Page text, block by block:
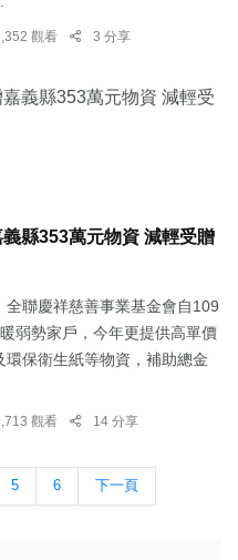
觀看 3 分享
縣353萬元物資 減輕受贈
全聯慶祥慈善事業基金會自109
弱勢家戶，今年更提供高單價
保衛生紙等物資，補助總金
觀看 14 分享
5 6 下一頁